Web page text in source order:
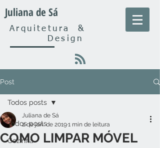
Arquitetura&
Design
Juliana de Sá
Post
Todos posts
Cozinha
Todos posts
COMO LIMPAR MÓVEL
Juliana de Sá
2 de jan. de 20191 min de leitura